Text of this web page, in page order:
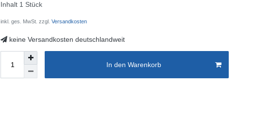
Inhalt 1 Stück
inkl. ges. MwSt. zzgl. Versandkosten
keine Versandkosten deutschlandweit
In den Warenkorb